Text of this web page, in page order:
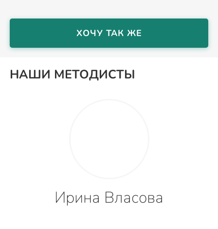
ХОЧУ ТАК ЖЕ
НАШИ МЕТОДИСТЫ
Ирина Власова